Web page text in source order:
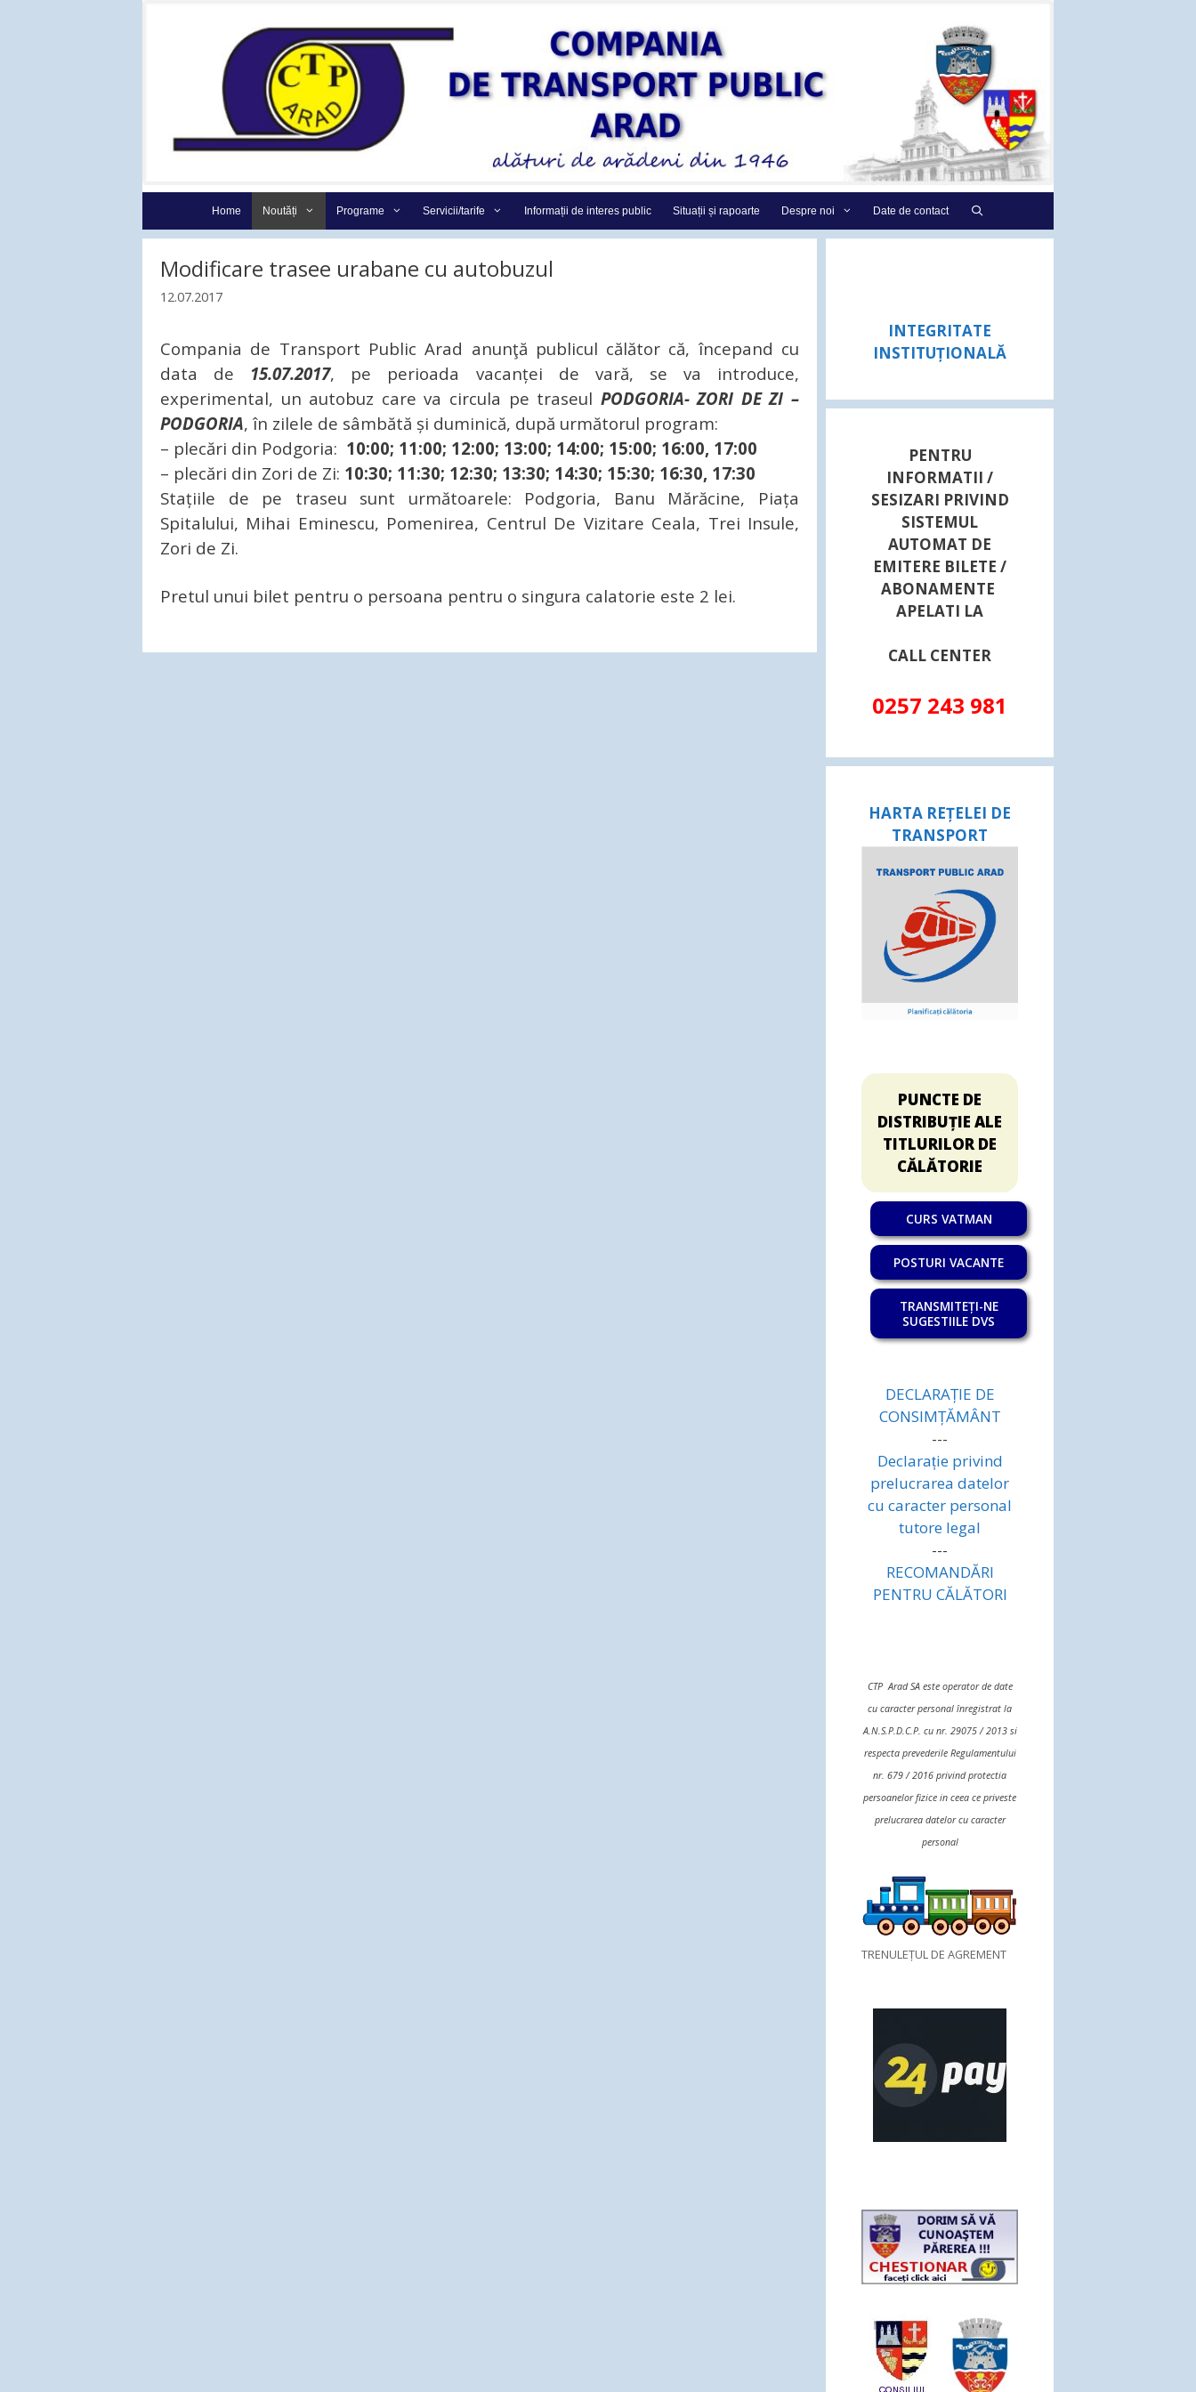
Home Noutăți Programe Servicii/tarife Informații de interes public Situații și rapoarte Despre noi Date de contact
Modificare trasee urabane cu autobuzul
12.07.2017
Compania de Transport Public Arad anunţă publicul călător că, începand cu
data de 15.07.2017, pe perioada vacanței de vară, se va introduce,
experimental, un autobuz care va circula pe traseul PODGORIA- ZORI DE ZI –
PODGORIA, în zilele de sâmbătă și duminică, după următorul program:
– plecări din Podgoria: 10:00; 11:00; 12:00; 13:00; 14:00; 15:00; 16:00, 17:00
– plecări din Zori de Zi: 10:30; 11:30; 12:30; 13:30; 14:30; 15:30; 16:30, 17:30
Stațiile de pe traseu sunt următoarele: Podgoria, Banu Mărăcine, Piața
Spitalului, Mihai Eminescu, Pomenirea, Centrul De Vizitare Ceala, Trei Insule,
Zori de Zi.
Pretul unui bilet pentru o persoana pentru o singura calatorie este 2 lei.
INTEGRITATE
INSTITUȚIONALĂ
PENTRU
INFORMATII /
SESIZARI PRIVIND
SISTEMUL
AUTOMAT DE
EMITERE BILETE /
ABONAMENTE
APELATI LA
CALL CENTER
0257 243 981
HARTA REȚELEI DE
TRANSPORT
PUNCTE DE
DISTRIBUȚIE ALE
TITLURILOR DE
CĂLĂTORIE
CURS VATMAN
POSTURI VACANTE
TRANSMITEȚI-NE
SUGESTIILE DVS
DECLARAȚIE DE
CONSIMȚĂMÂNT
---
Declarație privind
prelucrarea datelor
cu caracter personal
tutore legal
---
RECOMANDĂRI
PENTRU CĂLĂTORI
CTP Arad SA este operator de date
cu caracter personal înregistrat la
A.N.S.P.D.C.P. cu nr. 29075 / 2013 si
respecta prevederile Regulamentului
nr. 679 / 2016 privind protectia
persoanelor fizice in ceea ce priveste
prelucrarea datelor cu caracter
personal
TRENULEȚUL DE AGREMENT